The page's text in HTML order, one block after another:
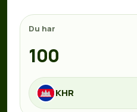
Du har
KHR